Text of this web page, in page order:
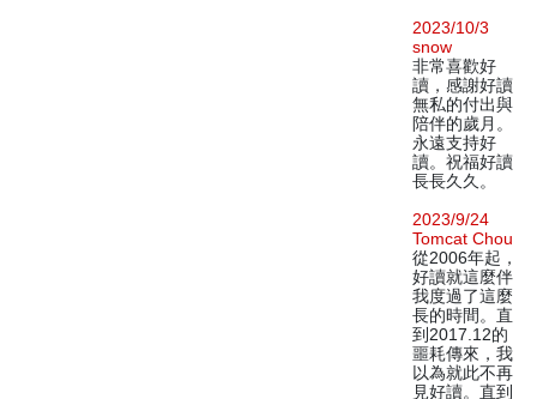
2023/10/3
snow
非常喜歡好
讀，感謝好讀
無私的付出與
陪伴的歲月。
永遠支持好
讀。祝福好讀
長長久久。
2023/9/24
Tomcat Chou
從2006年起，
好讀就這麼伴
我度過了這麼
長的時間。直
到2017.12的
噩耗傳來，我
以為就此不再
見好讀。直到